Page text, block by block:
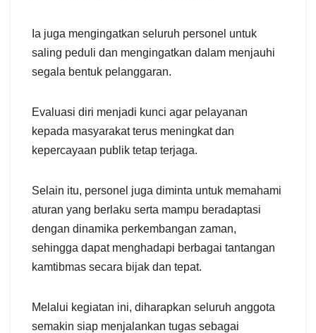
Ia juga mengingatkan seluruh personel untuk
saling peduli dan mengingatkan dalam menjauhi
segala bentuk pelanggaran.
Evaluasi diri menjadi kunci agar pelayanan
kepada masyarakat terus meningkat dan
kepercayaan publik tetap terjaga.
Selain itu, personel juga diminta untuk memahami
aturan yang berlaku serta mampu beradaptasi
dengan dinamika perkembangan zaman,
sehingga dapat menghadapi berbagai tantangan
kamtibmas secara bijak dan tepat.
Melalui kegiatan ini, diharapkan seluruh anggota
semakin siap menjalankan tugas sebagai